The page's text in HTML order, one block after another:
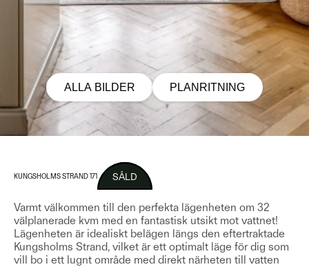
ALLA BILDER PLANRITNING
KUNGSHOLMS STRAND 171 SÅLD
Varmt välkommen till den perfekta lägenheten om 32
välplanerade kvm med en fantastisk utsikt mot vattnet!
Lägenheten är idealiskt belägen längs den eftertraktade
Kungsholms Strand, vilket är ett optimalt läge för dig som
vill bo i ett lugnt område med direkt närheten till vatten